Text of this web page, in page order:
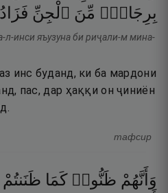
بِرِجَالٍۢ مِّنَ ٱلْجِنِّ
л-инси яъузуна би риҷали-м мина-
инс буданд, ки ба мардони
пас, дар ҳаққи он ҷиниён
тафсир
وَأَنَّهُمْ ظَنُّوا۟ كَمَا ظَنَنتُمْ